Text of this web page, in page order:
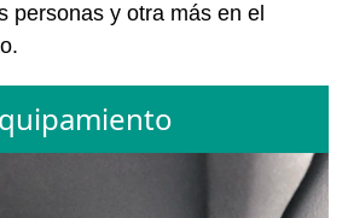
personas y otra más en el